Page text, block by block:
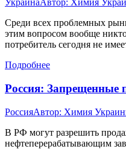
УкраинаАвтор: Химия
Среди всех проблемных
этим вопросом вообще
потребитель сегодня не
Подробнее
Россия: Запрещенные
РоссияАвтор: Химия
В РФ могут разрешить
нефтеперерабатывающим